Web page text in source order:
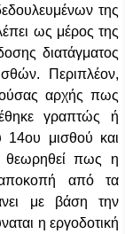
της
ως μέρος της
διατάγματος
Περιπλέον,
αρχής πως
γραπτώς ή
μισθού και
θεωρηθεί πως η
αποκοπή από τα
με βάση την
η εργοδοτική